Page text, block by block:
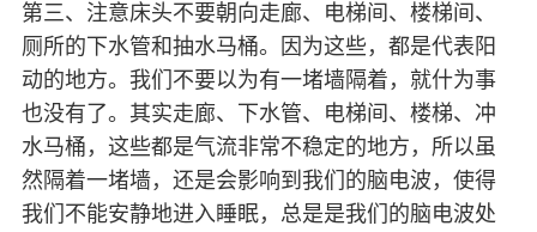
第三、注意床头不要朝向走廊、电梯间、楼梯间、
厕所的下水管和抽水马桶。因为这些，都是代表阳
动的地方。我们不要以为有一堵墙隔着，就什为事
也没有了。其实走廊、下水管、电梯间、楼梯、冲
水马桶，这些都是气流非常不稳定的地方，所以虽
然隔着一堵墙，还是会影响到我们的脑电波，使得
我们不能安静地进入睡眠，总是是我们的脑电波处